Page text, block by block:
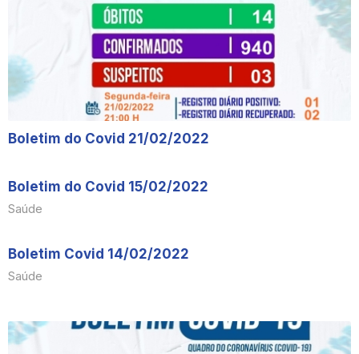
Boletim do Covid 21/02/2022
Boletim do Covid 15/02/2022
Saúde
Boletim Covid 14/02/2022
Saúde